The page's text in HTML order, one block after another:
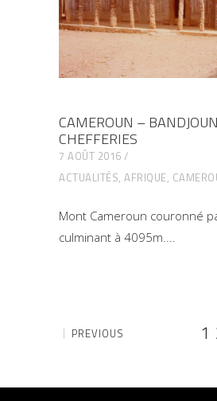
CAMEROUN –
CHEFFERIES
7 AOÛT 2016
ACTUALITÉS, AFRIQUE,
Mont Cameroun couronné
culminant à 4095m.
PREVIOUS 1